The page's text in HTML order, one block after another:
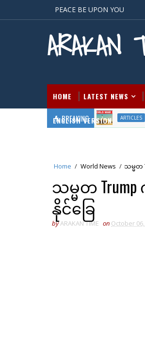
PEACE BE UPON YOU
ARAKAN
HOME LATEST NEWS
ENGLISH VERSION
BREAKING ARTICLES 'တ
Home / World News / သမ္မတ
သမ္မတ
နိုင်ခြေ
byARAKAN TIME on October